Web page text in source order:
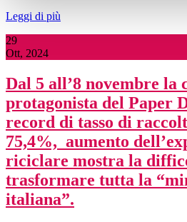
Leggi di più
29
Ott, 2024
Dal 5 all’8 novembre la
protagonista del Paper
record di tasso di
75,4%, aumento
riciclare mostra la
trasformare tutta la
italiana”.